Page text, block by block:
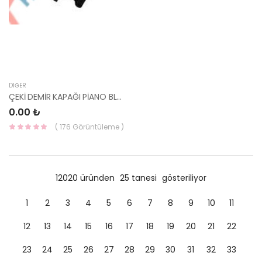
DIĞER
ÇEKİ DEMİR KAPAĞI PİANO BLACK BAYON 86517-Q0AB0-HMC
0.00 ₺
( 176 Görüntüleme )
12020 üründen 25 tanesi gösteriliyor
1 2 3 4 5 6 7 8 9 10
11
12
13 14 15 16 17 18 19 20 21
22
23
24 25 26 27 28 29 30 31 32
33